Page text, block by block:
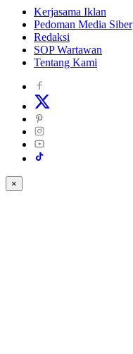
Kerjasama Iklan
Pedoman Media Siber
Redaksi
SOP Wartawan
Tentang Kami
×